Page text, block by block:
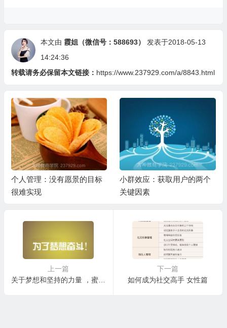
本文由 霞姐（微信号：588693）
发表于2018-05-13
14:24:36
转载请务必保留本文链接： https://www.237929.com/a/8843.html
个人管理：没有愿景的目标
很难实现
小群效应：获取用户的两个
关键因素
上一篇
关于梦想和坚持的力量 ，蜜都超人4月份如何拿到18万的奖励，正在冲击50万
下一篇
如何成为社交高手 女性篇